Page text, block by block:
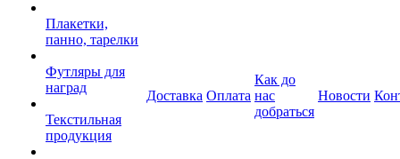
Плакетки,
панно, тарелки
Футляры для
наград
Текстильная
продукция
Доставка Оплата
Как до
нас
добраться
Новости